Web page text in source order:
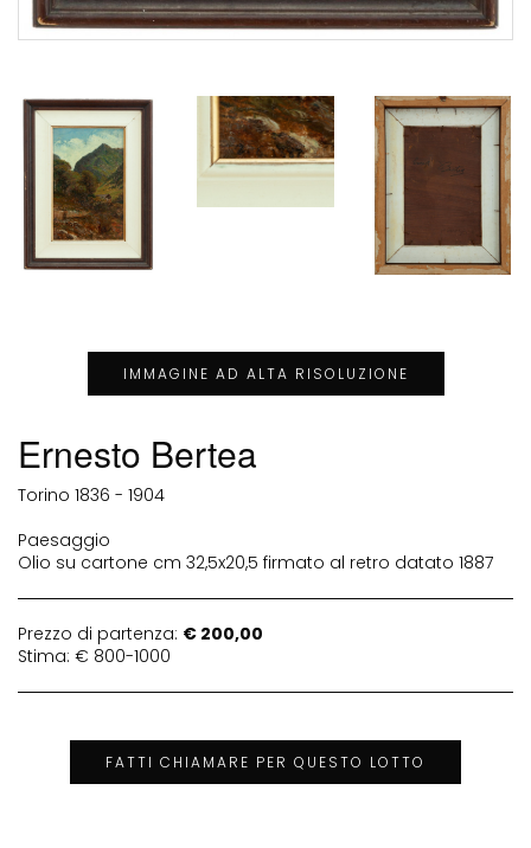
IMMAGINE AD ALTA RISOLUZIONE
Ernesto Bertea
Torino 1836 - 1904
Paesaggio
Olio su cartone cm 32,5x20,5 firmato al retro datato 1887
Prezzo di partenza: € 200,00
Stima: € 800-1000
FATTI CHIAMARE PER QUESTO LOTTO